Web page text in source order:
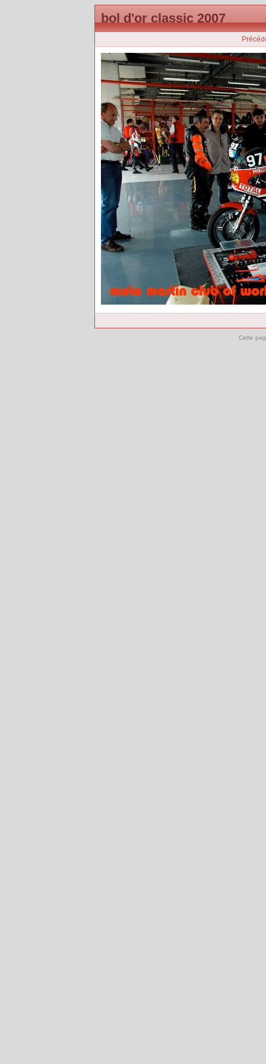
bol d'or classic 2007
Cette